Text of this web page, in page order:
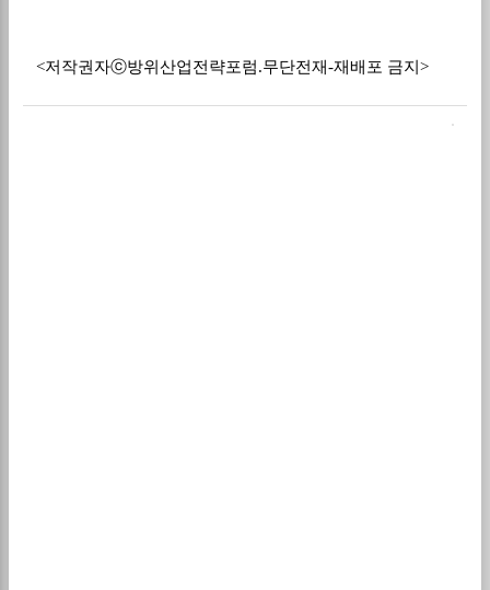
<저작권자ⓒ방위산업전략포럼.무단전재-재배포 금지>